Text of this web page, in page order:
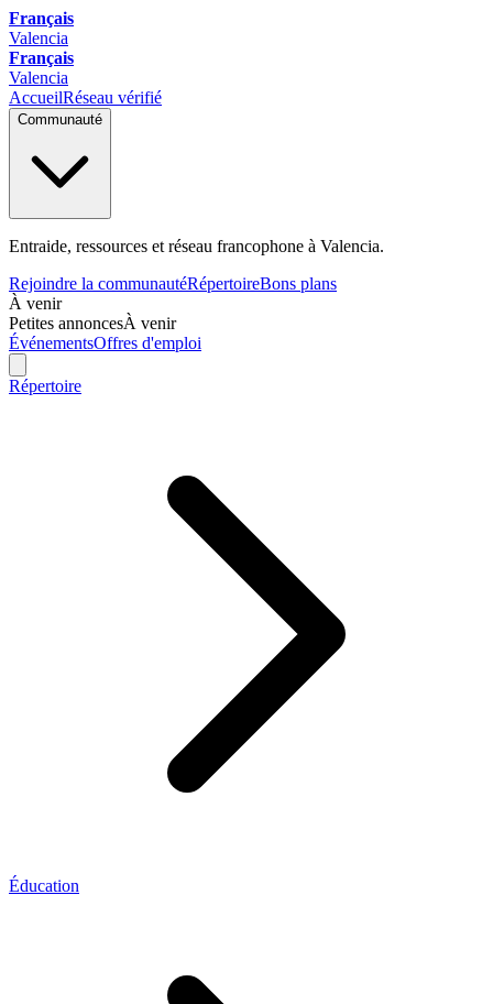
Français
Valencia
Français
Valencia
AccueilRéseau vérifié
Communauté
Entraide, ressources et réseau francophone à Valencia.
Rejoindre la communautéRépertoireBons plans
À venir
Petites annoncesÀ venir
ÉvénementsOffres d'emploi
Répertoire
Éducation